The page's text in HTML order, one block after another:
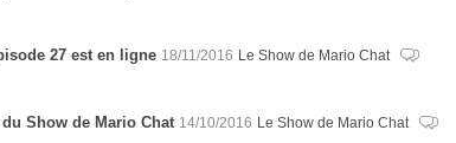
27 est en ligne 18/11/2016 Le Show de Mario Chat
Show de Mario Chat 14/10/2016 Le Show de Mario Chat